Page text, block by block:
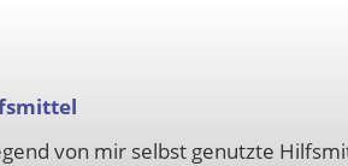
von mir selbst genutzte